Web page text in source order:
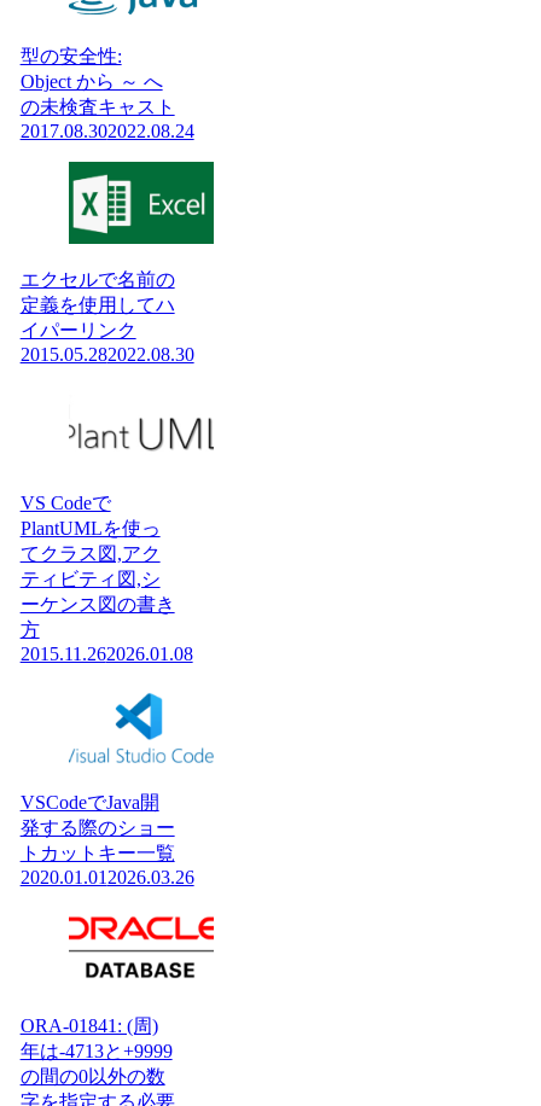
型の安全性:
Object から ～ へ
の未検査キャスト
2017.08.302022.08.24
エクセルで名前の
定義を使用してハ
イパーリンク
2015.05.282022.08.30
VS Codeで
PlantUMLを使っ
てクラス図,アク
ティビティ図,シ
ーケンス図の書き
方
2015.11.262026.01.08
VSCodeでJava開
発する際のショー
トカットキー一覧
2020.01.01 2026.03.26
ORA-01841: (周)
年は-4713と+9999
の間の0以外の数
字を指定する必要